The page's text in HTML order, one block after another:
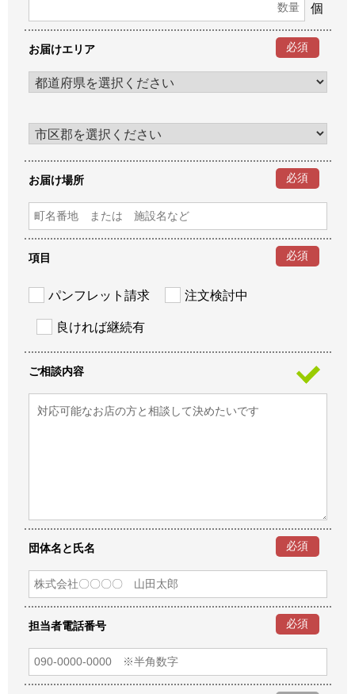
個
お届けエリア 必須
お届け場所 必須
項目 必須
パンフレット請求 注文検討中
良ければ継続有
ご相談内容
団体名と氏名 必須
担当者電話番号 必須